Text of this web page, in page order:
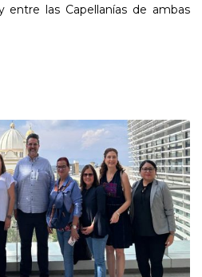
entre las Capellanías de ambas